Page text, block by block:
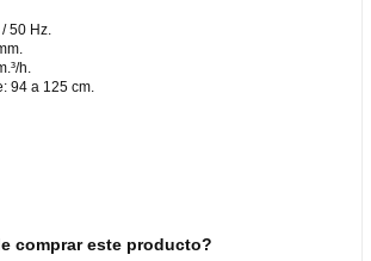
50 Hz.
h.
94 a 125 cm.
comprar este producto?